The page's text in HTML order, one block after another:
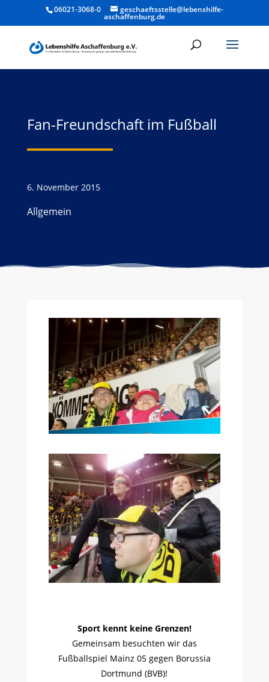
06021-3068-0 geschaeftsstelle@lebenshilfe-
aschaffenburg.de
Fan-Freundschaft im Fußball
6. November 2015
Allgemein
Sport kennt keine Grenzen!
Gemeinsam besuchten wir das
Fußballspiel Mainz 05 gegen Borussia
Dortmund (BVB)!